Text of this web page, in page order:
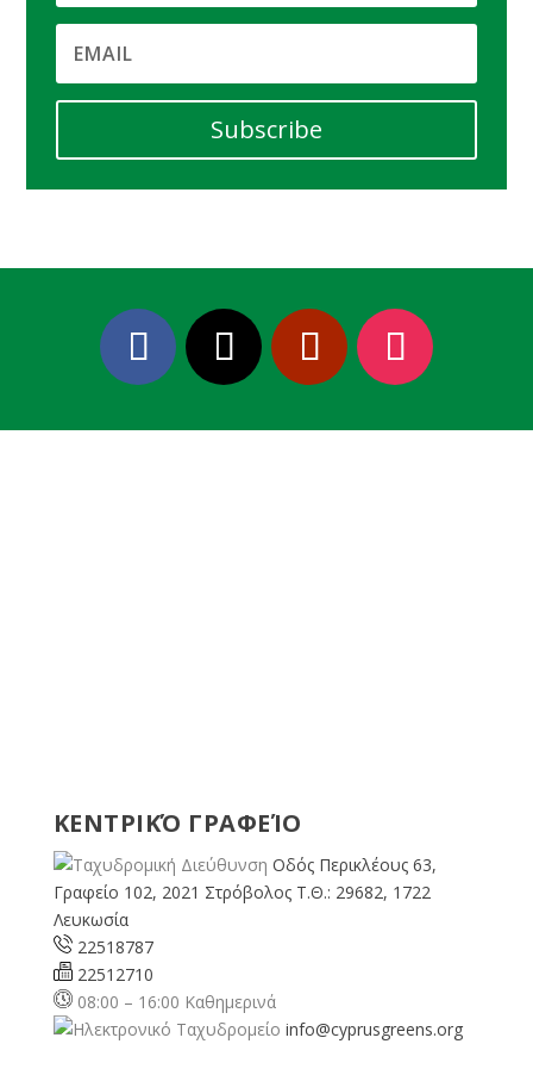
Subscribe
ΚΕΝΤΡΙΚΌ ΓΡΑΦΕΊΟ
Οδός Περικλέους 63,
Γραφείο 102, 2021 Στρόβολος Τ.Θ.: 29682, 1722
Λευκωσία
22518787
22512710
08:00 – 16:00 Καθημερινά
info@cyprusgreens.org